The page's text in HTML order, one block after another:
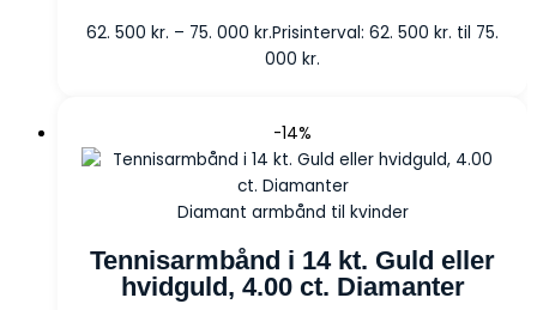
62. 500 kr. – 75. 000 kr.Prisinterval: 62. 500 kr. til 75.
000 kr.
-14%
Diamant armbånd til kvinder
Tennisarmbånd i 14 kt. Guld eller
hvidguld, 4.00 ct. Diamanter